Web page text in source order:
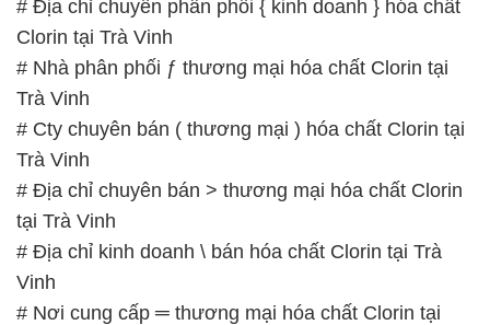
# Địa chỉ chuyên phân phối { kinh doanh } hóa chất
Clorin tại Trà Vinh
# Nhà phân phối ƒ thương mại hóa chất Clorin tại
Trà Vinh
# Cty chuyên bán ( thương mại ) hóa chất Clorin tại
Trà Vinh
# Địa chỉ chuyên bán > thương mại hóa chất Clorin
tại Trà Vinh
# Địa chỉ kinh doanh \ bán hóa chất Clorin tại Trà
Vinh
# Nơi cung cấp ═ thương mại hóa chất Clorin tại